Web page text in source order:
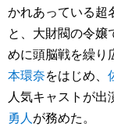
かれあっている超
と、大財閥の令嬢
めに頭脳戦を繰り
本環奈をはじめ、
人気キャストが出
勇人が務めた。